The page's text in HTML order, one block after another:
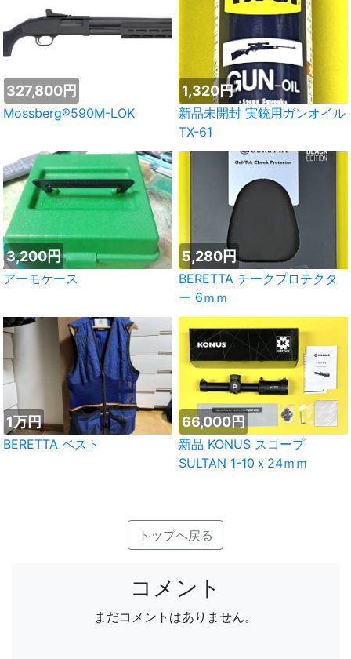
327,800円
Mossberg®590M-LOK
1,320円
新品未開封 実銃用ガンオイル
TX-61
3,200円
アーモケース
5,280円
BERETTA チークプロテクタ
ー 6ｍｍ
1万円
BERETTA ベスト
66,000円
新品 KONUS スコープ
SULTAN 1-10ｘ24ｍｍ
トップへ戻る
コメント
まだコメントはありません。